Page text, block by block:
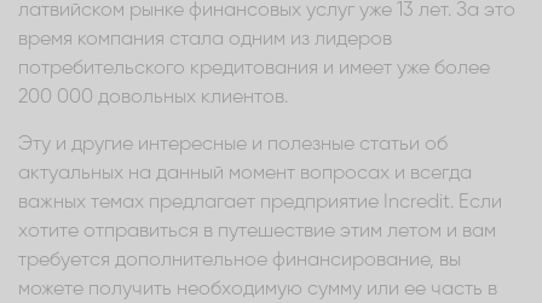
латвийском рынке финансовых услуг уже 13 лет. За это
время компания стала одним из лидеров
потребительского кредитования и имеет уже более
200 000 довольных клиентов.
Эту и другие интересные и полезные статьи об
актуальных на данный момент вопросах и всегда
важных темах предлагает предприятие Incredit. Если
хотите отправиться в путешествие этим летом и вам
требуется дополнительное финансирование, вы
можете получить необходимую сумму или ее часть в